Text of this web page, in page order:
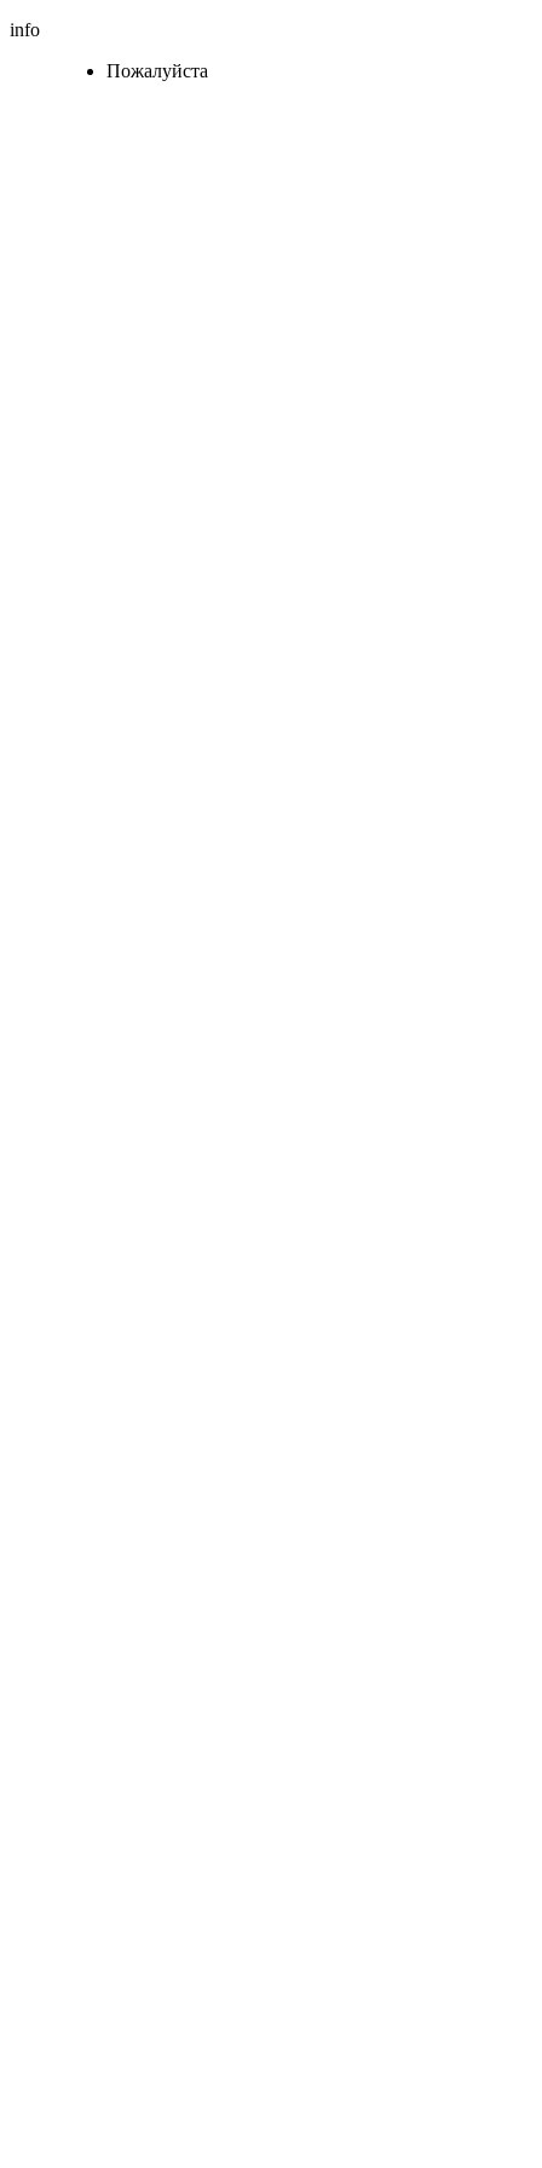
info
Пожалуйста